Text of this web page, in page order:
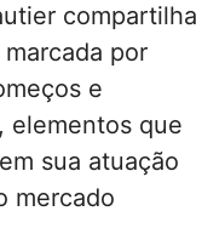
compartilha
por
e
elementos que
sua atuação
mercado